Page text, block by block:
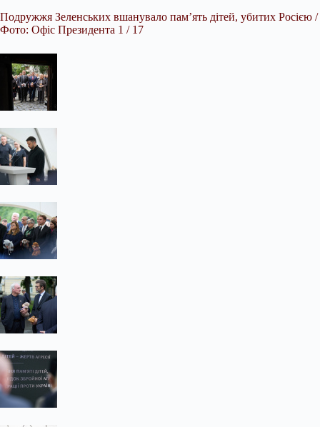
Подружжя Зеленських вшанувало пам’ять дітей, убитих Росією /
Фото: Офіс Президента 1 / 17